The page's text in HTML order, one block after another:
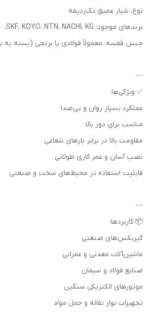
نوع: شیار عمیق تک‌ردیفه
برندهای موجود: SKF، KOYO، NTN، NACHI، KG، …
جنس قفسه: معمولاً فولادی یا برنجی (بسته به
---
✅ ویژگی‌ها:
عملکرد بسیار روان و بی‌صدا
مناسب برای دور بالا
مقاومت بالا در برابر بارهای شعاعی
نصب آسان و عمر کاری طولانی
قابلیت استفاده در محیط‌های سخت و صنعتی
---
📦 کاربردها:
گیربکس‌های صنعتی
ماشین‌آلات معدنی و عمرانی
صنایع فولاد و سیمان
موتورهای الکتریکی سنگین
تجهیزات نوار نقاله و حمل مواد